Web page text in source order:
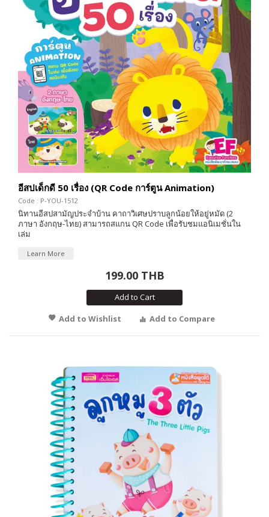
อีสปเด็กดี 50 เรื่อง (QR Code การ์ตูน Animation)
Code : P-YOU-1512
นิทานอีสปสามัญประจำบ้าน คาถาวิเศษปราบลูกน้อยให้อยู่หมัด (2
ภาษา อังกฤษ-ไทย) สามารถสแกน QR Code เพื่อรับชมแอนิเมชั่นใน
เล่ม
Learn More
199.00 THB
Add to Cart
Add to Wishlist
Add to Compare